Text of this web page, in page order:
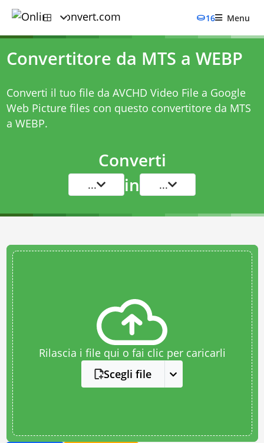
16 Menu
Convertitore da MTS a WEBP
Converti il tuo file da AVCHD Video File a Google
Web Picture files con questo convertitore da MTS
a WEBP.
Converti
... in ...
Rilascia i file qui o fai clic per caricarli
Scegli file